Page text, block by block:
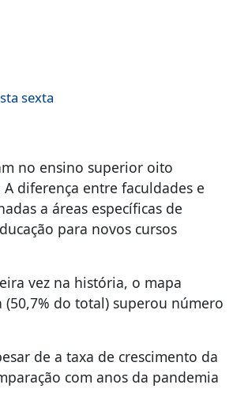
sexta
no ensino superior oito
diferença entre faculdades e
a áreas específicas de
para novos cursos
vez na história, o mapa
do total) superou número
de a taxa de crescimento da
com anos da pandemia